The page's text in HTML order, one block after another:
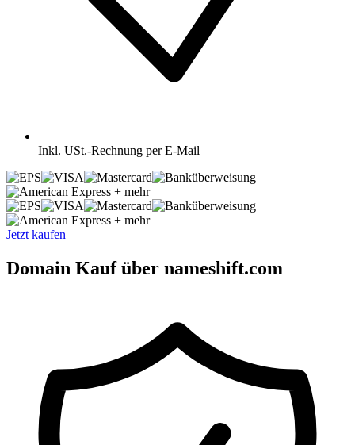
Inkl. USt.-Rechnung per E-Mail
+ mehr
+ mehr
Jetzt kaufen
Domain Kauf über nameshift.com